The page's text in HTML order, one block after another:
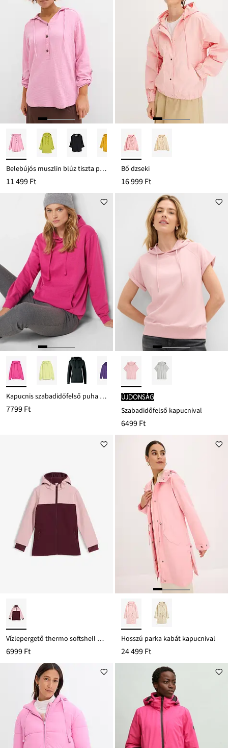
Belebújós muszlin blúz tiszta pamutból
11 499 Ft
Bő dzseki
16 999 Ft
Kapucnis szabadidőfelső puha frottírból
7799 Ft
újdonság
Szabadidőfelső kapucnival
6499 Ft
Vízlepergető thermo softshell dzseki
6999 Ft
Hosszú parka kabát kapucnival
24 499 Ft